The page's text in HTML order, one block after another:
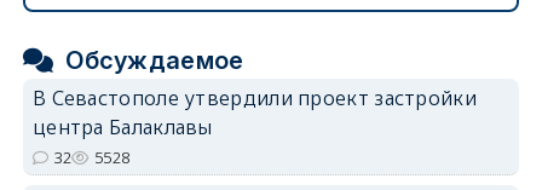
Обсуждаемое
В Севастополе утвердили проект застройки
центра Балаклавы
32 5528